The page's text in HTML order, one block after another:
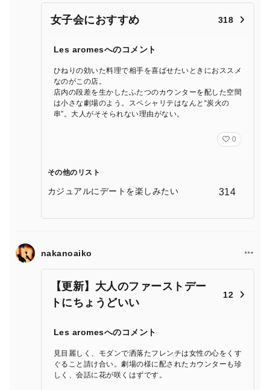
女子会におすすめ 318
Les aromesへのコメント
ひねりの効いた料理で相手を喜ばせたいときにおススメ
なのがこの店。
店内の段差を生かしたふたつのカウンターを配した空間
は小さな劇場のよう。スペシャリテはなんと“炭火の
串”。大人がそそられない理由がない。
0
その他のリスト
カジュアルにデートを楽しみたい 314
nakanoaiko
【更新】大人のファーストデー
トにちょうどいい
12
Les aromesへのコメント
見目麗しく、モダンで洒落たフレンチは女性の心をくす
ぐること請け合い。劇場の様に配されたカウンターも珍
しく、会話に花が咲くはずです。